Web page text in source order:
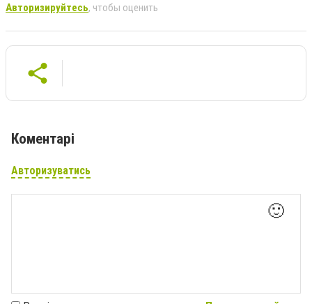
Авторизируйтесь, чтобы оценить
Коментарі
Авторизуватись
🙂